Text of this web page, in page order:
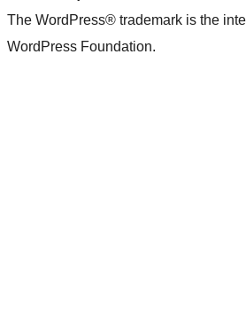
The WordPress® trademark is the
WordPress Foundation.